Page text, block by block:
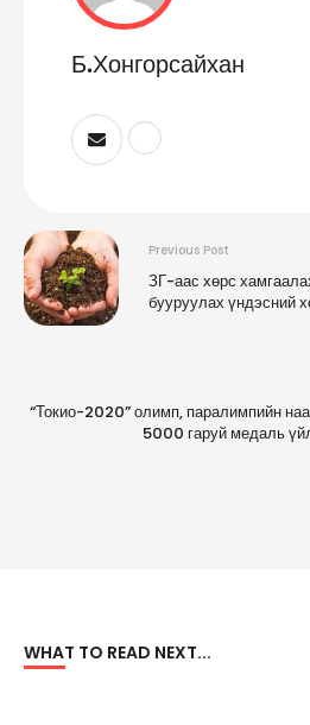
Б.Хонгорсайхан
Previous Post
ЗГ-аас хөрс
бууруулах үндэсний
“Токио-2020” олимп, паралимпийн
5000 гаруй медаль
WHAT TO READ NEXT...